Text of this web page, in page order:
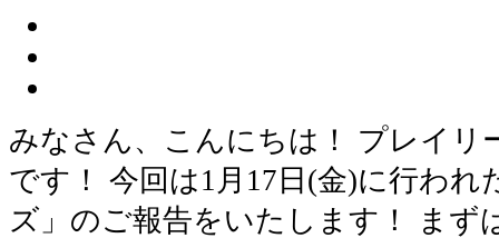
みなさん、こんにちは！ プレイリ
です！ 今回は1月17日(金)に行われ
ズ」のご報告をいたします！ まず